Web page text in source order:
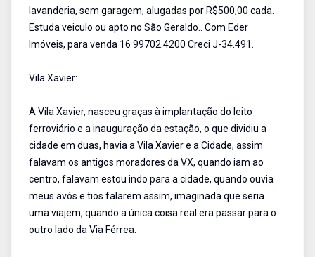
lavanderia, sem garagem, alugadas por R$500,00 cada.
Estuda veiculo ou apto no São Geraldo.. Com Eder
Imóveis, para venda 16 99702.4200 Creci J-34.491.
Vila Xavier:
A Vila Xavier, nasceu graças à implantação do leito
ferroviário e a inauguração da estação, o que dividiu a
cidade em duas, havia a Vila Xavier e a Cidade, assim
falavam os antigos moradores da VX, quando iam ao
centro, falavam estou indo para a cidade, quando ouvia
meus avós e tios falarem assim, imaginada que seria
uma viajem, quando a única coisa real era passar para o
outro lado da Via Férrea.